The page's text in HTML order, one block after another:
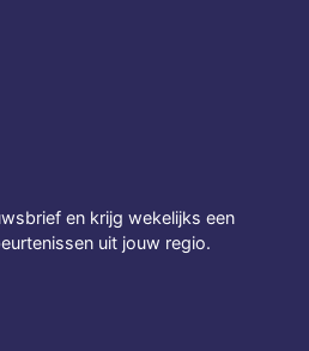
en krijg wekelijks een
uit jouw regio.